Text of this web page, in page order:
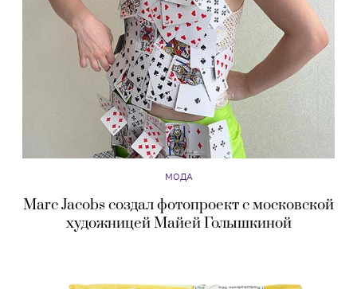
МОДА
Marc Jacobs создал фотопроект с московской
художницей Майей Голышкиной